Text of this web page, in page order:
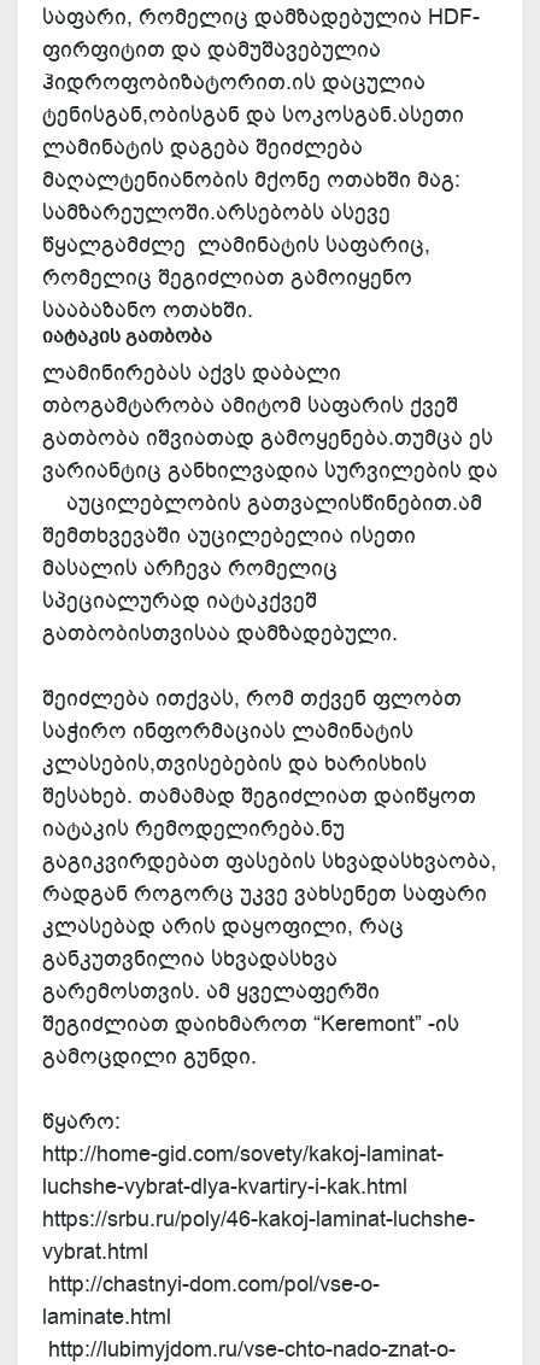
საფარი, რომელიც დამზადებულია HDF-
ფირფიტით და დამუშავებულია
ჰიდროფობიზატორით.ის დაცულია
ტენისგან,ობისგან და სოკოსგან.ასეთი
ლამინატის დაგება შეიძლება
მაღალტენიანობის მქონე ოთახში მაგ:
სამზარეულოში.არსებობს ასევე
წყალგამძლე ლამინატის საფარიც,
რომელიც შეგიძლიათ გამოიყენო
სააბაზანო ოთახში.
იატაკის გათბობა
ლამინირებას აქვს დაბალი
თბოგამტარობა ამიტომ საფარის ქვეშ
გათბობა იშვიათად გამოყენება.თუმცა ეს
ვარიანტიც განხილვადია სურვილების და
აუცილებლობის გათვალისწინებით.ამ
შემთხვევაში აუცილებელია ისეთი
მასალის არჩევა რომელიც
სპეციალურად იატაკქვეშ
გათბობისთვისაა დამზადებული.
შეიძლება ითქვას, რომ თქვენ ფლობთ
საჭირო ინფორმაციას ლამინატის
კლასების,თვისებების და ხარისხის
შესახებ. თამამად შეგიძლიათ დაიწყოთ
იატაკის რემოდელირება.ნუ
გაგიკვირდებათ ფასების სხვადასხვაობა,
რადგან როგორც უკვე ვახსენეთ საფარი
კლასებად არის დაყოფილი, რაც
განკუთვნილია სხვადასხვა
გარემოსთვის. ამ ყველაფერში
შეგიძლიათ დაიხმაროთ “Keremont” -ის
გამოცდილი გუნდი.
წყარო:
http://home-gid.com/sovety/kakoj-laminat-
luchshe-vybrat-dlya-kvartiry-i-kak.html
https://srbu.ru/poly/46-kakoj-laminat-luchshe-
vybrat.html
http://chastnyi-dom.com/pol/vse-o-
laminate.html
http://lubimyjdom.ru/vse-chto-nado-znat-o-